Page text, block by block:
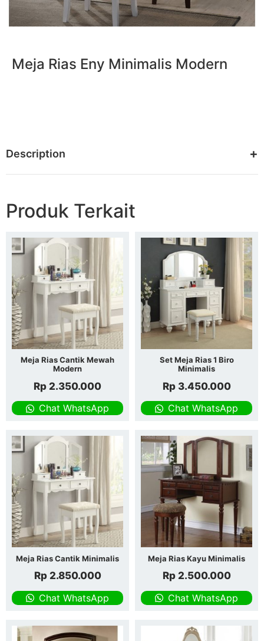
Meja Rias Eny Minimalis Modern
Description
Produk Terkait
Meja Rias Cantik Mewah
Modern
Rp 2.350.000
Chat WhatsApp
Set Meja Rias 1 Biro
Minimalis
Rp3.450.000
Chat WhatsApp
Meja Rias Cantik Minimalis
Rp2.850.000
Chat WhatsApp
Meja Rias Kayu Minimalis
Rp2.500.000
Chat WhatsApp